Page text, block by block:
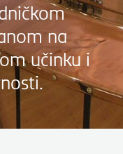
na
učinku i